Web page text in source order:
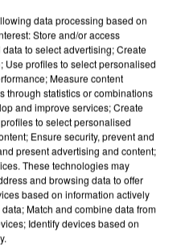
data processing based on
Store and/or access
to select advertising; Create
profiles to select personalised
Measure content
through statistics or combinations
and improve services; Create
to select personalised
Ensure security, prevent and
present advertising and content;
These technologies may
and browsing data to offer
based on information actively
Match and combine data from
Identify devices based on